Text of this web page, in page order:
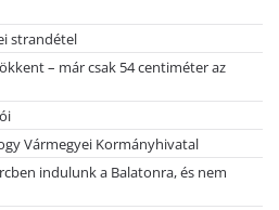
strandétel
– már csak 54 centiméter az
Vármegyei Kormányhivatal
indulunk a Balatonra, és nem